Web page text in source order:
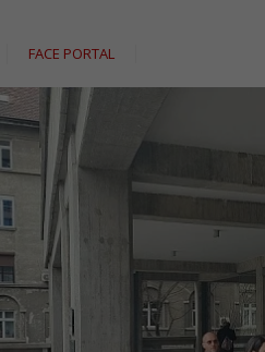
FACE PORTAL